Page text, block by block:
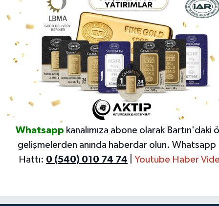
Whatsapp kanalımıza abone olarak Bartın'daki
gelişmelerden anında haberdar olun. Whatsapp
Hattı: 0 (540) 010 74 74 Youtube Haber